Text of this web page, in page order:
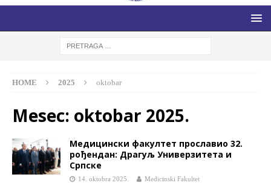
МЕДИЦИНСКИ ФАКУЛТЕТ ФОЧА
МЕДИЦИНСКИ ФАКУЛТЕТ УНИВЕРЗИТЕТА У ИСТОЧНОМ
HOME 2025 oktobar
Mesec: oktobar 2025.
Медицински факултет прославио 32.
рођендан: Драгуљ Универзитета и
Српске
14. oktobra 2025. Medicinski Fakultet